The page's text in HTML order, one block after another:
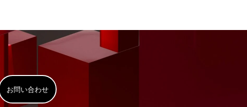
お問い合わせ